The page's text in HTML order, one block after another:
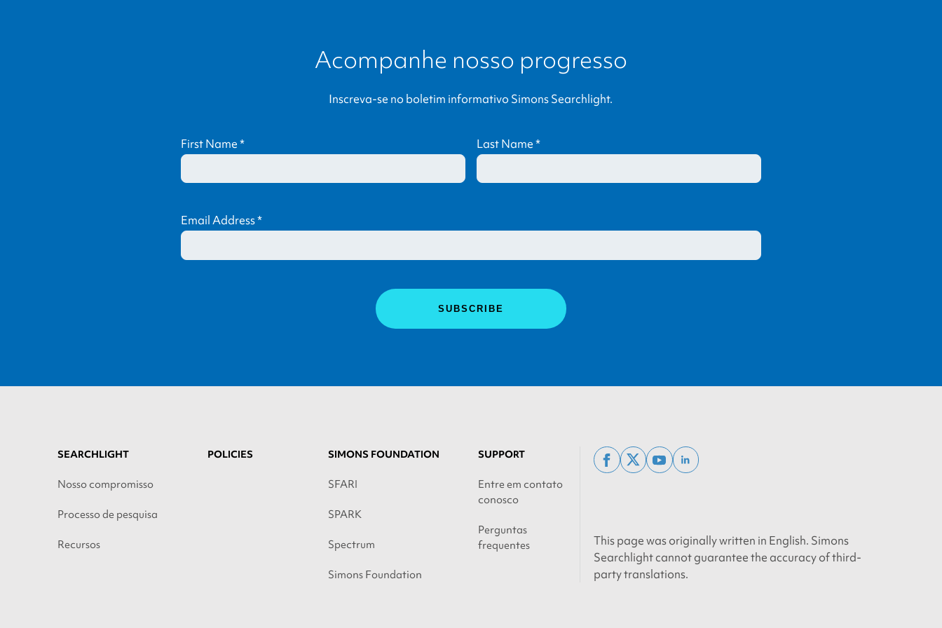
Acompanhe nosso progresso
Inscreva-se no boletim informativo Simons Searchlight.
First Name* Last Name*
Email Address*
SEARCHLIGHT
Nosso compromisso
Processo de pesquisa
Recursos
POLICIES SIMONS FOUNDATION
SFARI
SPARK
Spectrum
Simons Foundation
SUPPORT
Entre em contato
conosco
Perguntas
frequentes
facebook
x
youtubelinkedin
This page was originally written in English. Simons
Searchlight cannot guarantee the accuracy of third-
party translations.